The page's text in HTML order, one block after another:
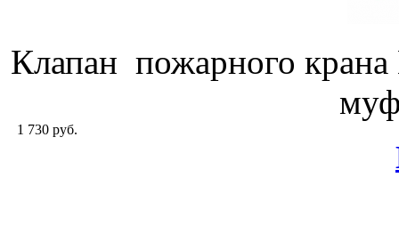
Клапан пожарного
1 730 руб.